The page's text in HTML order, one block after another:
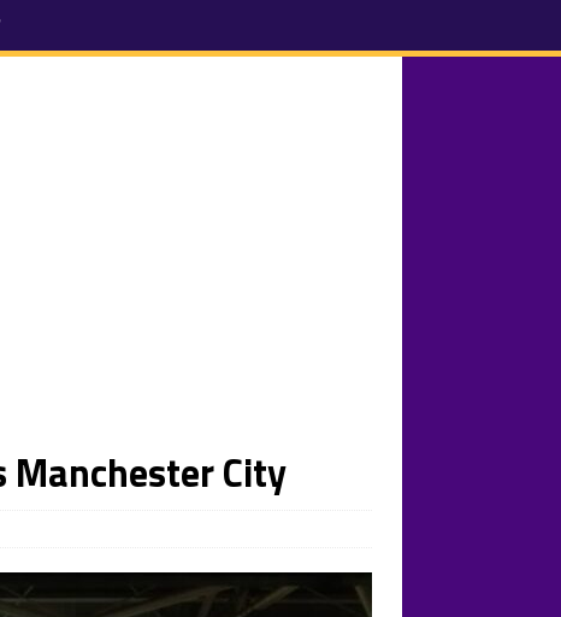
Manchester City